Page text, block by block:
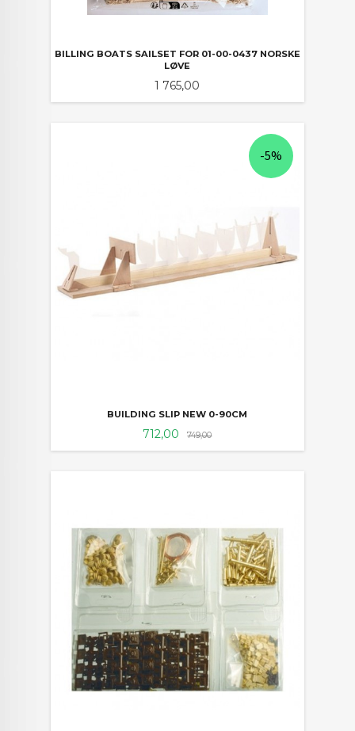
BILLING BOATS SAILSET FOR 01-00-0437 NORSKE
LØVE
Pris
1 765,00
BUILDING SLIP NEW 0-90CM
Tilbud
712,00 749,00Rabatt
-5%